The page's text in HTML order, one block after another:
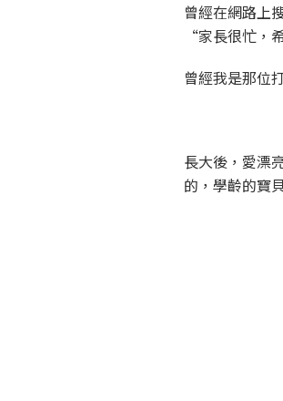
曾經在網路上
“家長很忙，
曾經我是那位
長大後，愛漂
的，學齡的寶